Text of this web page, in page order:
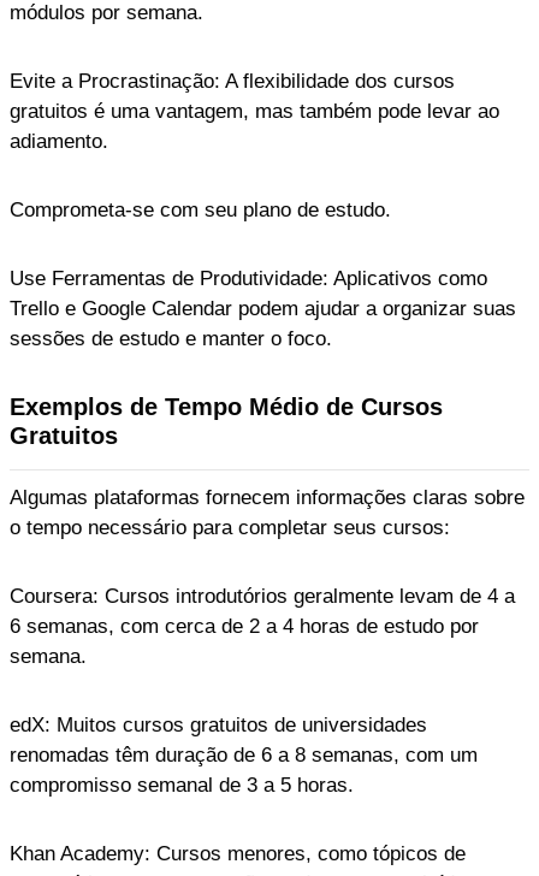
módulos por semana.
Evite a Procrastinação: A flexibilidade dos cursos
gratuitos é uma vantagem, mas também pode levar ao
adiamento.
Comprometa-se com seu plano de estudo.
Use Ferramentas de Produtividade: Aplicativos como
Trello e Google Calendar podem ajudar a organizar suas
sessões de estudo e manter o foco.
Exemplos de Tempo Médio de Cursos
Gratuitos
Algumas plataformas fornecem informações claras sobre
o tempo necessário para completar seus cursos:
Coursera: Cursos introdutórios geralmente levam de 4 a
6 semanas, com cerca de 2 a 4 horas de estudo por
semana.
edX: Muitos cursos gratuitos de universidades
renomadas têm duração de 6 a 8 semanas, com um
compromisso semanal de 3 a 5 horas.
Khan Academy: Cursos menores, como tópicos de